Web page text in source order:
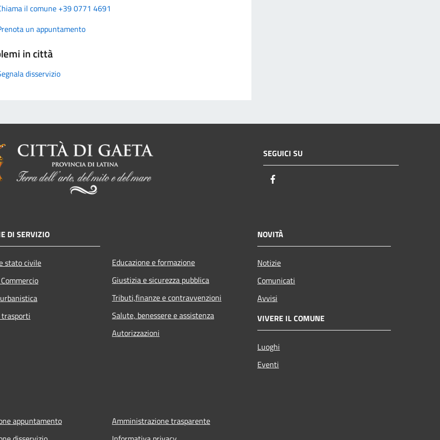
il comune +39 0771 4691
un appuntamento
in città
disservizio
SEGUICI SU
DI SERVIZIO
stato civile
Educazione e formazione
Giustizia e sicurezza pubblica
Tributi,finanze e contravvenzioni
Salute, benessere e assistenza
Autorizzazioni
NOVITÀ
Notizie
Comunicati
Avvisi
VIVERE IL COMUNE
Luoghi
Eventi
appuntamento
Amministrazione trasparente